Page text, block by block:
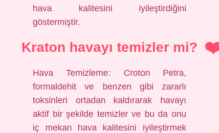
hava kalitesini iyileştirdiğini
göstermiştir.
Kraton havayı temizler mi?
Hava Temizleme: Croton Petra,
formaldehit ve benzen gibi zararlı
toksinleri ortadan kaldırarak havayı
aktif bir şekilde temizler ve bu da onu
iç mekan hava kalitesini iyileştirmek